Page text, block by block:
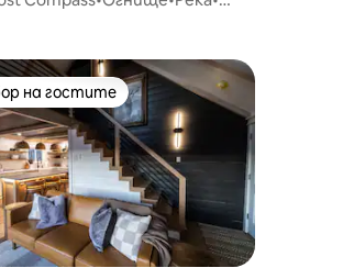
избор на гостите
на гостите